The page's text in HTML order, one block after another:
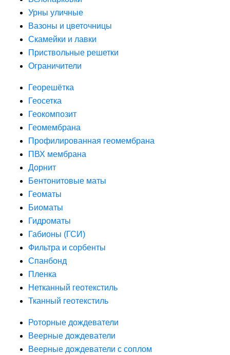
Урны уличные
Вазоны и цветочницы
Скамейки и лавки
Приствольные решетки
Ограничители
Георешётка
Геосетка
Геокомпозит
Геомембрана
Профилированная геомембрана
ПВХ мембрана
Дорнит
Бентонитовые маты
Геоматы
Биоматы
Гидроматы
Габионы (ГСИ)
Фильтра и сорбенты
Спанбонд
Пленка
Нетканный геотекстиль
Тканный геотекстиль
Роторные дождеватели
Веерные дождеватели
Веерные дождеватели с соплом